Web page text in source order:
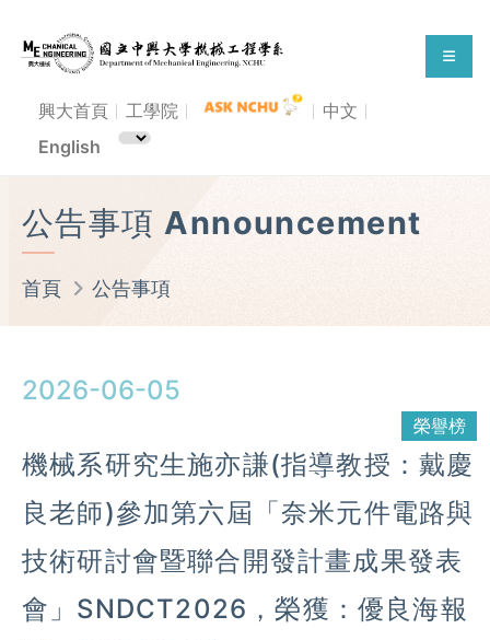
興大首頁 工學院
中文
English
公告事項 Announcement
首頁 公告事項
2026-06-05
榮譽榜
機械系研究生施亦謙(指導教授：戴慶
良老師)參加第六屆「奈米元件電路與
技術研討會暨聯合開發計畫成果發表
會」SNDCT2026，榮獲：優良海報